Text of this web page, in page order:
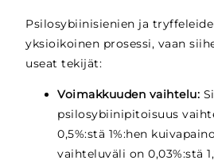
Psilosybiinisienien ja
yksioikoinen prosessi, vaan
useat tekijät:
Voimakkuuden vaihtelu:
psilosybiinipitoisuus
0,5%:stä 1%:hen
vaihteluväli on 0,03%:stä